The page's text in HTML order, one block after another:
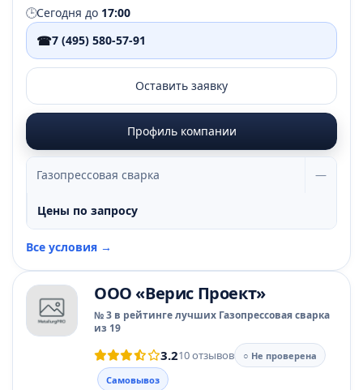
🕒Сегодня до 17:00
☎7 (495) 580-57-91
Оставить заявку
Профиль компании
Газопрессовая сварка —
Цены по запросу
Все условия →
ООО «Верис Проект»
№ 3 в рейтинге лучших Газопрессовая сварка
из 19
3.210 отзывов
○ Не проверена
Самовывоз